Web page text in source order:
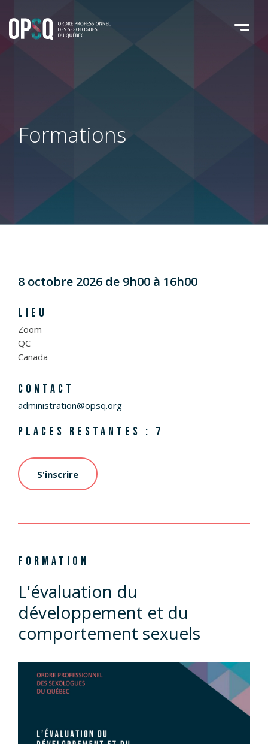
Formations
8 octobre 2026 de 9h00 à 16h00
LIEU
Zoom
QC
Canada
CONTACT
administration@opsq.org
PLACES RESTANTES : 7
S'inscrire
FORMATION
L'évaluation du
développement et du
comportement sexuels